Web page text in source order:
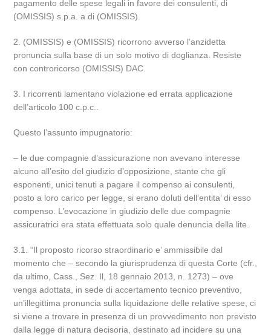
pagamento delle spese legali in favore dei consulenti, di
(OMISSIS) s.p.a. a di (OMISSIS).
2. (OMISSIS) e (OMISSIS) ricorrono avverso l’anzidetta
pronuncia sulla base di un solo motivo di doglianza. Resiste
con controricorso (OMISSIS) DAC.
3. I ricorrenti lamentano violazione ed errata applicazione
dell’articolo 100 c.p.c..
Questo l’assunto impugnatorio:
– le due compagnie d’assicurazione non avevano interesse
alcuno all’esito del giudizio d’opposizione, stante che gli
esponenti, unici tenuti a pagare il compenso ai consulenti,
posto a loro carico per legge, si erano doluti dell’entita’ di esso
compenso. L’evocazione in giudizio delle due compagnie
assicuratrici era stata effettuata solo quale denuncia della lite.
3.1. “Il proposto ricorso straordinario e’ ammissibile dal
momento che – secondo la giurisprudenza di questa Corte (cfr.,
da ultimo, Cass., Sez. Il, 18 gennaio 2013, n. 1273) – ove
venga adottata, in sede di accertamento tecnico preventivo,
un’illegittima pronuncia sulla liquidazione delle relative spese, ci
si viene a trovare in presenza di un provvedimento non previsto
dalla legge di natura decisoria, destinato ad incidere su una